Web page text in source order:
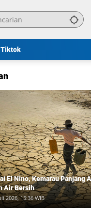
Tiktok
El Nino, Kemarau Panjang
Air Bersih
2026, 15:36 WIB